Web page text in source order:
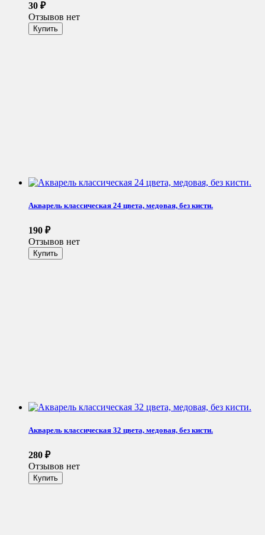
30 ₽
Отзывов нет
Акварель классическая 24 цвета, медовая, без кисти.
190 ₽
Отзывов нет
Акварель классическая 32 цвета, медовая, без кисти.
280 ₽
Отзывов нет